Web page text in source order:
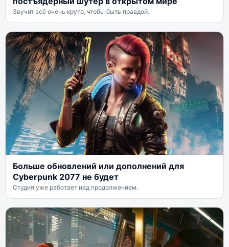
Звучит всё очень круто, чтобы быть правдой.
Больше обновлений или дополнений для
Cyberpunk 2077 не будет
Студия уже работает над продолжением.